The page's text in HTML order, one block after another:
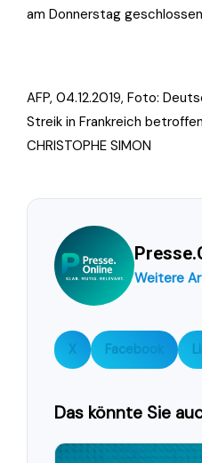
am Donnerstag
AFP, 04.12.2019, Foto:
Streik in Frankreich
CHRISTOPHE SIMON
Weitere
X Facebook
Das könnte Sie